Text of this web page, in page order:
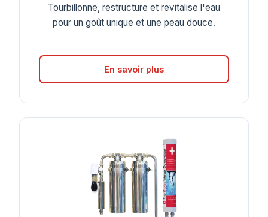
Tourbillonne, restructure et revitalise l'eau
pour un goût unique et une peau douce.
En savoir plus